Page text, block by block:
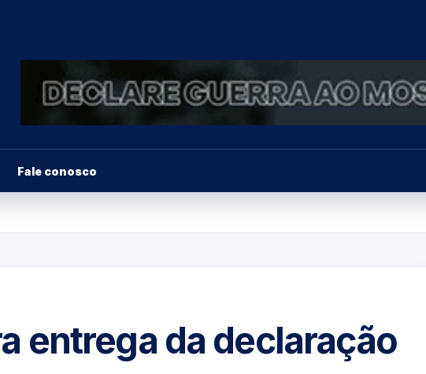
Fale conosco
entrega da declaração